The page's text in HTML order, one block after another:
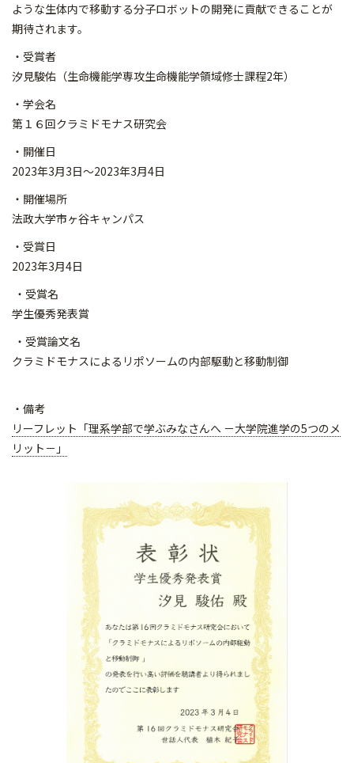
ような生体内で移動する分子ロボットの開発に貢献できることが
期待されます。
・受賞者
汐見駿佑（生命機能学専攻生命機能学領域修士課程2年）
・学会名
第１６回クラミドモナス研究会
・開催日
2023年3月3日～2023年3月4日
・開催場所
法政大学市ヶ谷キャンパス
・受賞日
2023年3月4日
・受賞名
学生優秀発表賞
・受賞論文名
クラミドモナスによるリポソームの内部駆動と移動制御
・備考
リーフレット「理系学部で学ぶみなさんへ －大学院進学の5つのメ
リット－」